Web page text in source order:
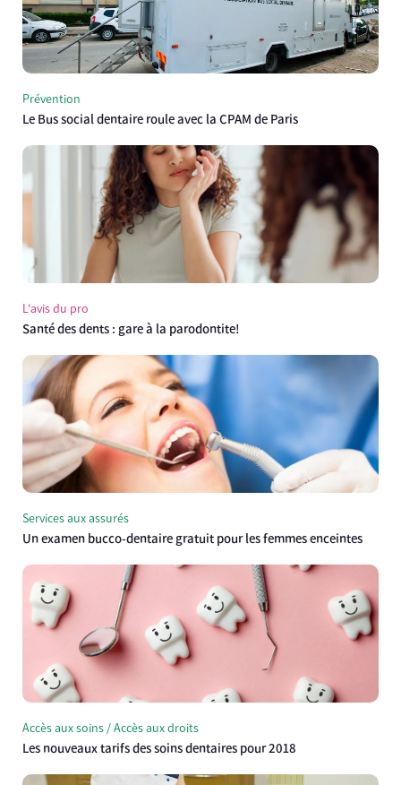
Prévention
Le Bus social dentaire roule avec la CPAM de Paris
L'avis du pro
Santé des dents : gare à la parodontite!
Services aux assurés
Un examen bucco-dentaire gratuit pour les femmes enceintes
Accès aux soins / Accès aux droits
Les nouveaux tarifs des soins dentaires pour 2018